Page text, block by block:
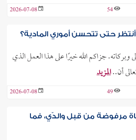
54
2026-07-08
أنتظر حتى تتحسن أموري المادية؟
وبركاته. جزاكم الله خيرًا على هذا العمل الذي
أن..المزيد
49
2026-07-08
مرفوضة من قبل والدّي، فما